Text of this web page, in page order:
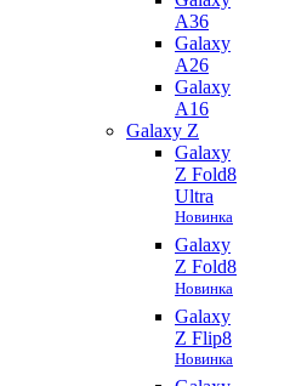
A36
Galaxy
A26
Galaxy
A16
Galaxy Z
Galaxy
Z Fold8
Ultra
Новинка
Galaxy
Z Fold8
Новинка
Galaxy
Z Flip8
Новинка